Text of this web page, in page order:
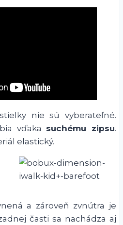
nie sú vyberateľné.
vďaka suchému zipsu.
elastický.
a zároveň zvnútra je
časti sa nachádza aj